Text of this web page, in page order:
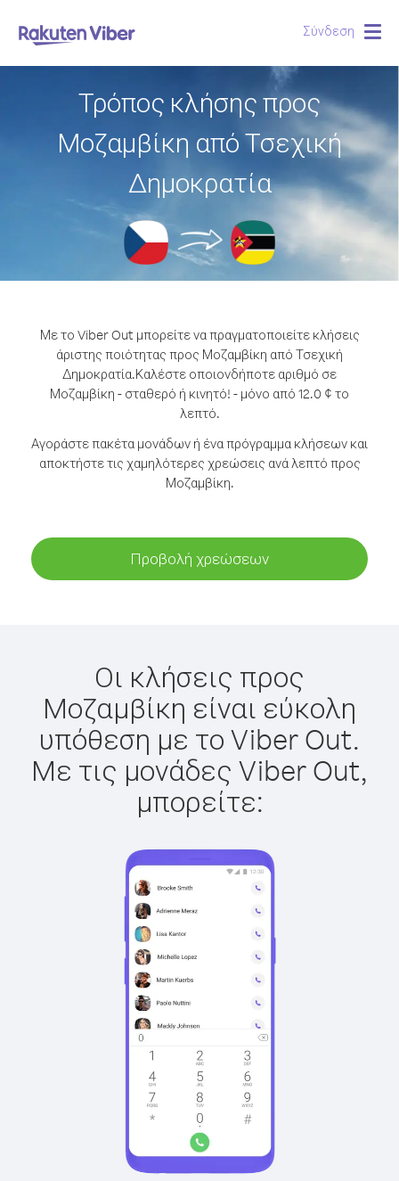
Σύνδεση
Τρόπος κλήσης προς
Μοζαμβίκη από Τσεχική
Δημοκρατία
Με το Viber Out μπορείτε να πραγματοποιείτε κλήσεις
άριστης ποιότητας προς Μοζαμβίκη από Τσεχική
Δημοκρατία.Καλέστε οποιονδήποτε αριθμό σε
Μοζαμβίκη - σταθερό ή κινητό! - μόνο από 12.0 ¢ το
λεπτό.
Αγοράστε πακέτα μονάδων ή ένα πρόγραμμα κλήσεων και
αποκτήστε τις χαμηλότερες χρεώσεις ανά λεπτό προς
Μοζαμβίκη.
Προβολή χρεώσεων
Οι κλήσεις προς
Μοζαμβίκη είναι εύκολη
υπόθεση με το Viber Out.
Με τις μονάδες Viber Out,
μπορείτε: